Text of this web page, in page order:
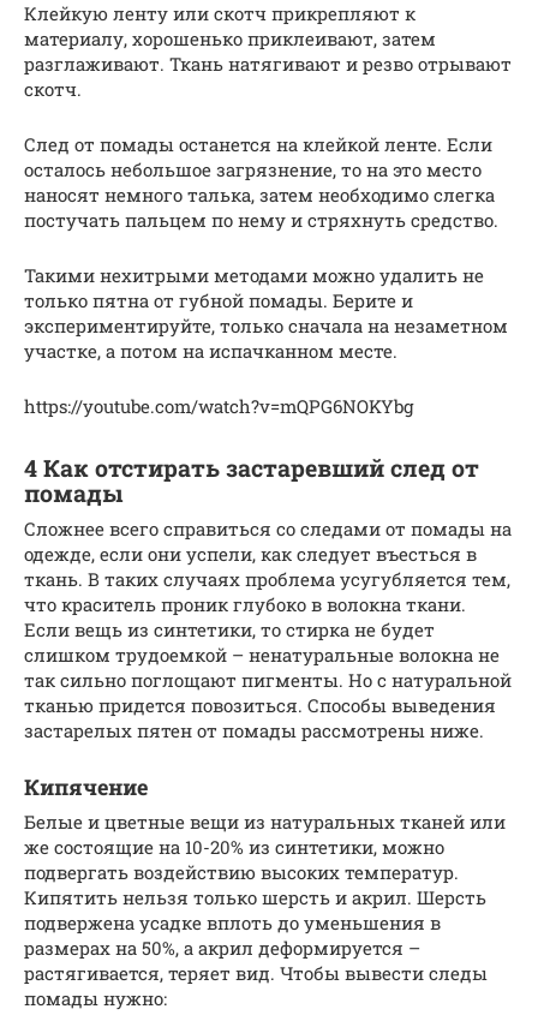
Клейкую ленту или скотч прикрепляют к
материалу, хорошенько приклеивают, затем
разглаживают. Ткань натягивают и резво отрывают
скотч.
След от помады останется на клейкой ленте. Если
осталось небольшое загрязнение, то на это место
наносят немного талька, затем необходимо слегка
постучать пальцем по нему и стряхнуть средство.
Такими нехитрыми методами можно удалить не
только пятна от губной помады. Берите и
экспериментируйте, только сначала на незаметном
участке, а потом на испачканном месте.
https://youtube.com/watch?v=mQPG6NOKYbg
4 Как отстирать застаревший след от
помады
Сложнее всего справиться со следами от помады на
одежде, если они успели, как следует въесться в
ткань. В таких случаях проблема усугубляется тем,
что краситель проник глубоко в волокна ткани.
Если вещь из синтетики, то стирка не будет
слишком трудоемкой – ненатуральные волокна не
так сильно поглощают пигменты. Но с натуральной
тканью придется повозиться. Способы выведения
застарелых пятен от помады рассмотрены ниже.
Кипячение
Белые и цветные вещи из натуральных тканей или
же состоящие на 10-20% из синтетики, можно
подвергать воздействию высоких температур.
Кипятить нельзя только шерсть и акрил. Шерсть
подвержена усадке вплоть до уменьшения в
размерах на 50%, а акрил деформируется –
растягивается, теряет вид. Чтобы вывести следы
помады нужно: